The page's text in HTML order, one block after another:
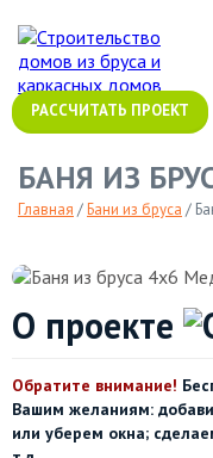
РАССЧИТАТЬ ПРОЕКТ
БАНЯ ИЗ
Главная /Бани из бруса /
О проекте
Обратите внимание!
Вашим желаниям:
или уберем окна;